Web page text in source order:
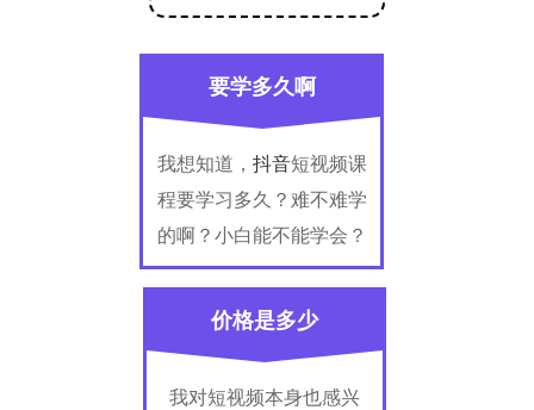
要学多久啊
我想知道， 抖音短视频课
程要学习多久？难不难学
的啊？小白能不能学会？
价格是多少
我对短视频本身也感兴